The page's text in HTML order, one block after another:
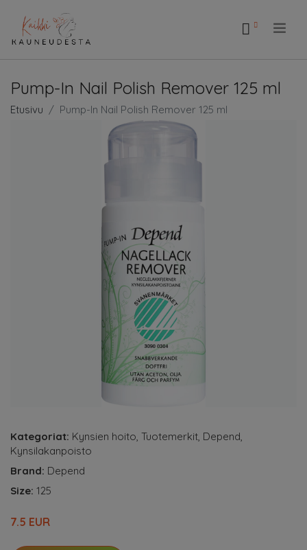
Pump-In Nail Polish Remover 125 ml
Etusivu Pump-In Nail Polish Remover 125 ml
Kategoriat: Kynsien hoito, Tuotemerkit, Depend,
Kynsilakanpoisto
Brand: Depend
Size: 125
7.5 EUR